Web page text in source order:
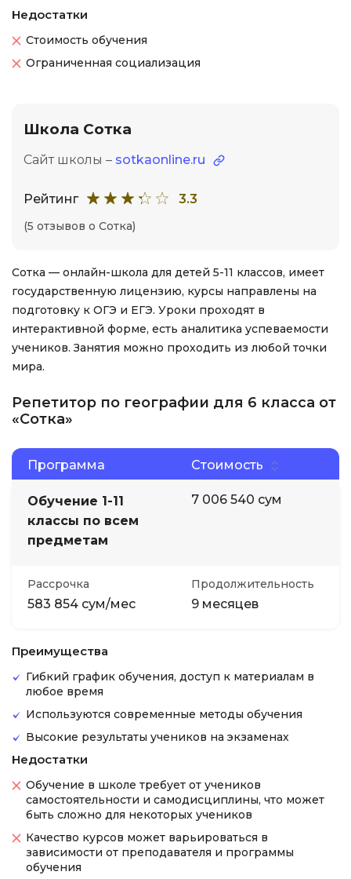
Недостатки
Стоимость обучения
Ограниченная социализация
Школа Сотка
Сайт школы – sotkaonline.ru
Рейтинг 3.3
(5 отзывов о Сотка)
Сотка — онлайн-школа для детей 5-11 классов, имеет
государственную лицензию, курсы направлены на
подготовку к ОГЭ и ЕГЭ. Уроки проходят в
интерактивной форме, есть аналитика успеваемости
учеников. Занятия можно проходить из любой точки
мира.
Репетитор по географии для 6 класса от
«Сотка»
Программа Стоимость
Обучение 1-11
классы по всем
предметам
7 006 540 сум
Рассрочка
583 854 сум/мес
Продолжительность
9 месяцев
Преимущества
Гибкий график обучения, доступ к материалам в
любое время
Используются современные методы обучения
Высокие результаты учеников на экзаменах
Недостатки
Обучение в школе требует от учеников
самостоятельности и самодисциплины, что может
быть сложно для некоторых учеников
Качество курсов может варьироваться в
зависимости от преподавателя и программы
обучения